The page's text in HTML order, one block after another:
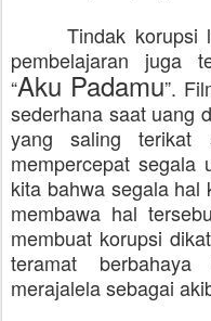
Tindak korupsi
pembelajaran juga
“Aku Padamu”.
sederhana saat uang
yang saling terikat
mempercepat segala
kita bahwa segala
membawa hal
membuat korupsi
teramat
merajalela sebagai